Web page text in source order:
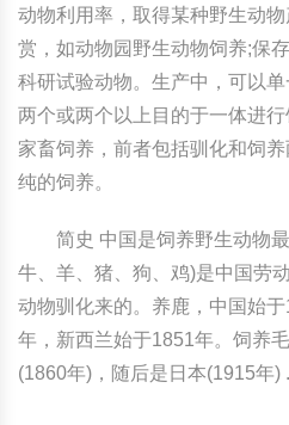
学习方法
学习力教育基础知识
学习力教育专家余建祥专题
学习方法
学习力教育基础知识
学习力教育专家余建祥专题
动物利用率，取得某种野生动
赏，如动物园野生动物饲养;保
科研试验动物。生产中，可以
两个或两个以上目的于一体进
家畜饲养，前者包括驯化和饲
纯的饲养。
简史 中国是饲养野生动物
牛、羊、猪、狗、鸡)是中国劳
动物驯化来的。养鹿，中国始
年，新西兰始于1851年。饲养
(1860年)，随后是日本(1915年)